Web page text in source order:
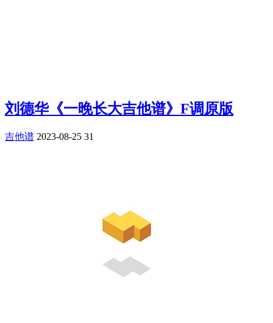
刘德华《一晚长大吉他谱》F调原版
吉他谱 2023-08-25 31